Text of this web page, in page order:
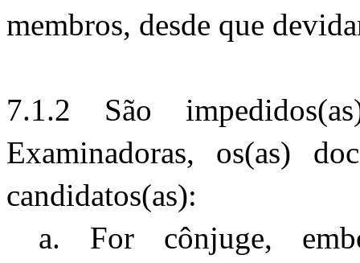
membros, desde que
7.1.2 São
Examinadoras, os(as)
candidatos(as):
a. For cônjuge,